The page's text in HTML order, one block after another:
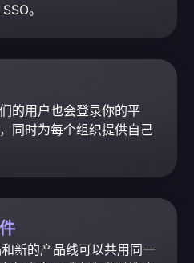
。
的用户也会登录你的平
同时为每个组织提供自己
新的产品线可以共用同一